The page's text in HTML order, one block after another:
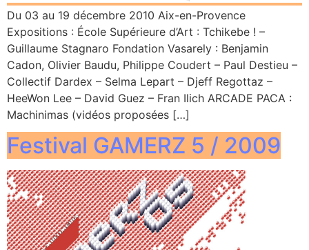
Du 03 au 19 décembre 2010 Aix-en-Provence
Expositions : École Supérieure d’Art : Tchikebe ! –
Guillaume Stagnaro Fondation Vasarely : Benjamin
Cadon, Olivier Baudu, Philippe Coudert – Paul Destieu –
Collectif Dardex – Selma Lepart – Djeff Regottaz –
HeeWon Lee – David Guez – Fran Ilich ARCADE PACA :
Machinimas (vidéos proposées […]
Festival GAMERZ 5 / 2009